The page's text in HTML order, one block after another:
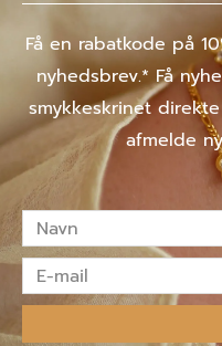
Få en rabatkode på
nyhedsbrev.* Få
smykkeskrinet
afmelde
Navn
E-
mail